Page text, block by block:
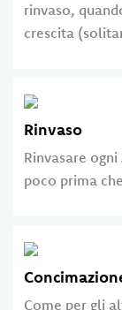
rinvaso,
crescita
Rinvaso
Rinvasare
poco prima
Come per gli